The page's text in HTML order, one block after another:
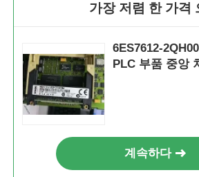
가장 저렴 한 가격
6ES7612-
PLC 부품 중앙
계속하다